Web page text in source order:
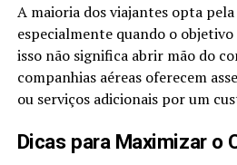
A maioria dos viajantes opta
especialmente quando o
isso não significa abrir mão do
companhias aéreas oferecem
ou serviços adicionais por um
Dicas para Maximizar o